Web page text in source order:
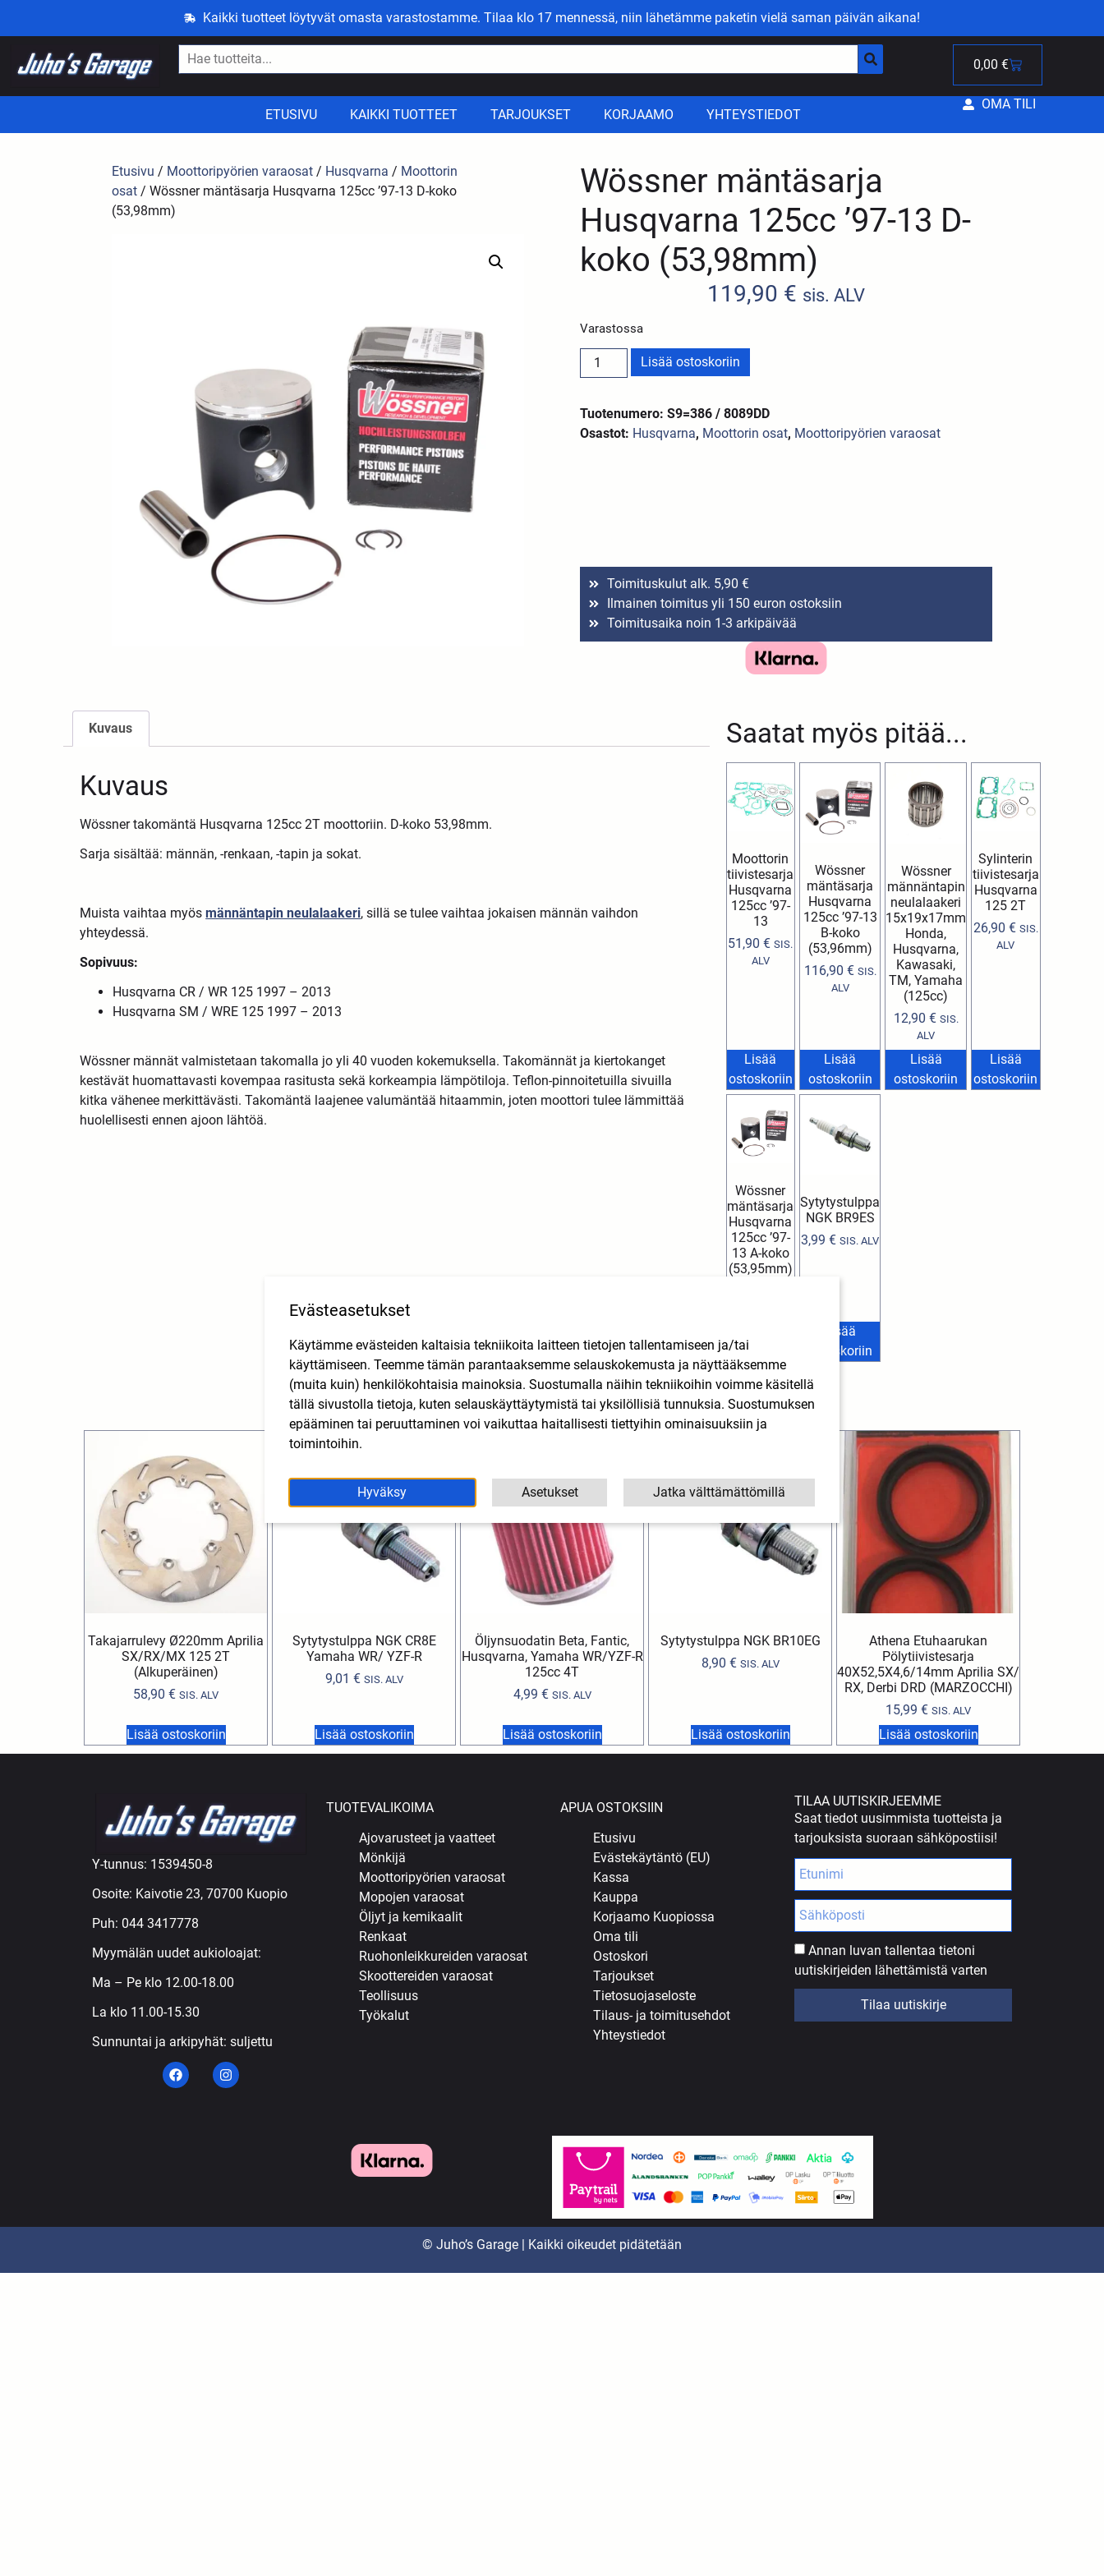
Kaikki tuotteet löytyvät omasta varastostamme. Tilaa klo 17 mennessä, niin lähetämme paketin vielä saman päivän aikana!
0,00 €
ETUSIVU KAIKKI TUOTTEET TARJOUKSET KORJAAMO YHTEYSTIEDOT
OMA TILI
Etusivu / Moottoripyörien varaosat / Husqvarna / Moottorin
osat / Wössner mäntäsarja Husqvarna 125cc ’97-13 D-koko
(53,98mm)
Wössner mäntäsarja
Husqvarna 125cc ’97-13 D-
koko (53,98mm)
119,90 € sis. ALV
Varastossa
Lisää ostoskoriin
Tuotenumero: S9=386 / 8089DD
Osastot: Husqvarna, Moottorin osat, Moottoripyörien varaosat
Toimituskulut alk. 5,90 €
Ilmainen toimitus yli 150 euron ostoksiin
Toimitusaika noin 1-3 arkipäivää
Saatat myös pitää...
Moottorin
tiivistesarja
Husqvarna
125cc ’97-
13
51,90€ SIS.
ALV
Lisää
ostoskoriin
Wössner
mäntäsarja
Husqvarna
125cc ’97-13
B-koko
(53,96mm)
116,90 € SIS.
ALV
Lisää
ostoskoriin
Wössner
männäntapin
neulalaakeri
15x19x17mm
Honda,
Husqvarna,
Kawasaki,
TM, Yamaha
(125cc)
12,90 € SIS.
ALV
Lisää
ostoskoriin
Sylinterin
tiivistesarja
Husqvarna
125 2T
26,90 € SIS.
ALV
Lisää
ostoskoriin
Wössner
mäntäsarja
Husqvarna
125cc ’97-
13 A-koko
(53,95mm)
ostoskoriin
Sytytystulppa
NGK BR9ES
3,99€ SIS. ALV
Lisää
ostoskoriin
Kuvaus
Kuvaus
Wössner takomäntä Husqvarna 125cc 2T moottoriin. D-koko 53,98mm.
Sarja sisältää: männän, -renkaan, -tapin ja sokat.
Muista vaihtaa myösmännäntapin neulalaakeri, sillä se tulee vaihtaa jokaisen männän vaihdon
yhteydessä.
Sopivuus:
Husqvarna CR / WR 125 1997 – 2013
Husqvarna SM / WRE 125 1997 – 2013
Wössner männät valmistetaan takomalla jo yli 40 vuoden kokemuksella. Takomännät ja kiertokanget
kestävät huomattavasti kovempaa rasitusta sekä korkeampia lämpötiloja. Teflon-pinnoitetuilla sivuilla
kitka vähenee merkittävästi. Takomäntä laajenee valumäntää hitaammin, joten moottori tulee lämmittää
huolellisesti ennen ajoon lähtöä.
Tutustu myös
Takajarrulevy Ø220mm Aprilia
SX/RX/MX 125 2T
(Alkuperäinen)
58,90 € SIS. ALV
Lisää ostoskoriin
Sytytystulppa NGK CR8E
Yamaha WR/ YZF-R
9,01 € SIS. ALV
Lisää ostoskoriin
Öljynsuodatin Beta, Fantic,
Husqvarna, Yamaha WR/YZF-R
125cc 4T
4,99 € SIS. ALV
Lisää ostoskoriin
Sytytystulppa NGK BR10EG
8,90 € SIS. ALV
Lisää ostoskoriin
Athena Etuhaarukan
Pölytiivistesarja
40X52,5X4,6/14mm Aprilia SX/
RX, Derbi DRD (MARZOCCHI)
15,99 € SIS. ALV
Lisää ostoskoriin
Y-tunnus: 1539450-8
Osoite: Kaivotie 23, 70700 Kuopio
Puh: 044 3417778
Myymälän uudet aukioloajat:
Ma – Pe klo 12.00-18.00
La klo 11.00-15.30
Sunnuntai ja arkipyhät: suljettu
TUOTEVALIKOIMA
Ajovarusteet ja vaatteet
Mönkijä
Moottoripyörien varaosat
Mopojen varaosat
Öljyt ja kemikaalit
Renkaat
Ruohonleikkureiden varaosat
Skoottereiden varaosat
Teollisuus
Työkalut
APUA OSTOKSIIN
Etusivu
Evästekäytäntö (EU)
Kassa
Kauppa
Korjaamo Kuopiossa
Oma tili
Ostoskori
Tarjoukset
Tietosuojaseloste
Tilaus- ja toimitusehdot
Yhteystiedot
TILAA UUTISKIRJEEMME
Saat tiedot uusimmista tuotteista ja
tarjouksista suoraan sähköpostiisi!
Annan luvan tallentaa tietoni
uutiskirjeiden lähettämistä varten
Tilaa uutiskirje
© Juho’s Garage | Kaikki oikeudet pidätetään
Evästeasetukset
Käytämme evästeiden kaltaisia tekniikoita laitteen tietojen tallentamiseen ja/tai
käyttämiseen. Teemme tämän parantaaksemme selauskokemusta ja näyttääksemme
(muita kuin) henkilökohtaisia mainoksia. Suostumalla näihin tekniikoihin voimme käsitellä
tällä sivustolla tietoja, kuten selauskäyttäytymistä tai yksilöllisiä tunnuksia. Suostumuksen
epääminen tai peruuttaminen voi vaikuttaa haitallisesti tiettyihin ominaisuuksiin ja
toimintoihin.
Hyväksy Asetukset Jatka välttämättömillä